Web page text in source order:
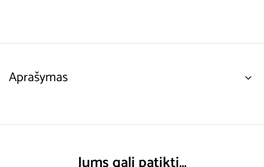
Aprašymas